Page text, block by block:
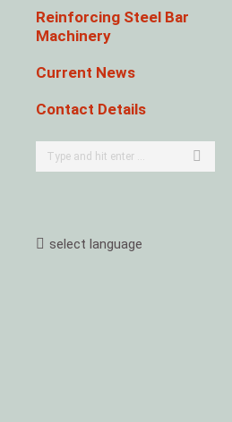
Reinforcing Steel Bar
Machinery
Current News
Contact Details
Search:
select language